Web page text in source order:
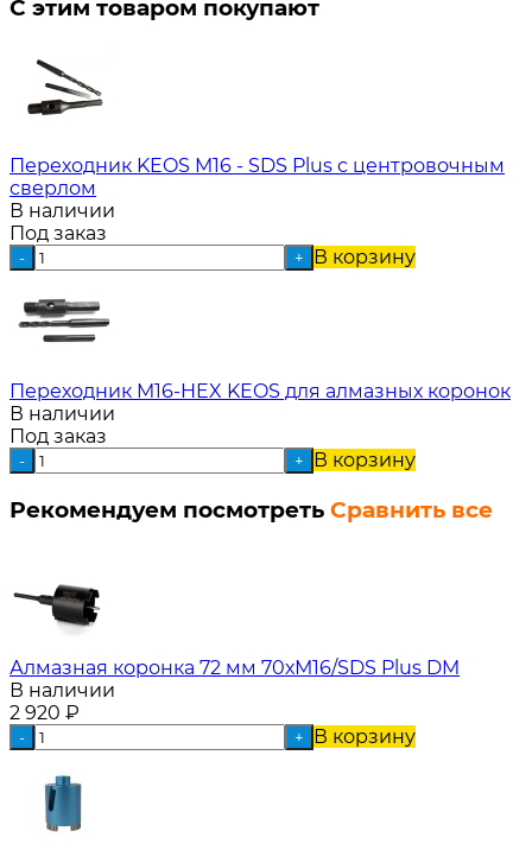
С этим товаром покупают
Переходник KEOS M16 - SDS Plus с центровочным
сверлом
В наличии
Под заказ
- + В корзину
Переходник M16-HEX KEOS для алмазных коронок
В наличии
Под заказ
- + В корзину
Рекомендуем посмотреть Сравнить все
Алмазная коронка 72 мм 70хМ16/SDS Plus DM
В наличии
2 920 ₽
- + В корзину